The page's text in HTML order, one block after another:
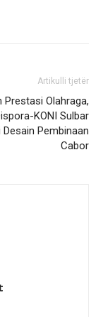
Artikulli tjetër
Prestasi Olahraga,
KONI Sulbar
Pembinaan
Cabor